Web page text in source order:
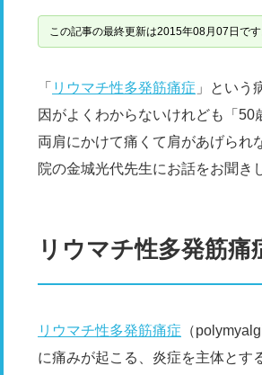
この記事の最終更新は2015年08月07日です
「 リウマチ性多発筋痛症 」という
因がよくわからないけれども「
両肩にかけて痛くて肩があげられ
院の金城光代先生にお話をお聞き
リウマチ性多発筋痛
リウマチ性多発筋痛症 （
に痛みが起こる、炎症を主体とす